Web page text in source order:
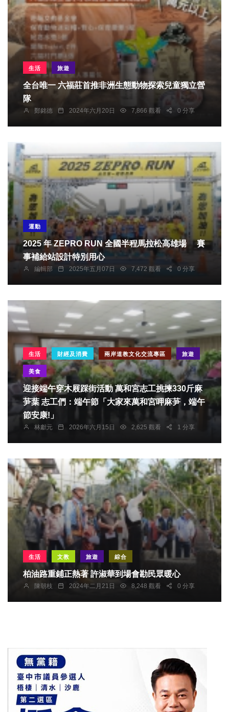
生活 旅遊
全台唯一 六福莊首推非洲生態動物探索兒童獨立營
隊
鄭銘德 2024年六月20日 7,866 觀看 0 分享
運動
2025 年 ZEPRO RUN 全國半程馬拉松高雄場 賽
事補給站設計特別用心
編輯部 2025年五月07日 7,472 觀看 0 分享
生活 財經及消費 兩岸道教文化交流專區 旅遊
美食
迎接端午穿木屐踩街活動 萬和宮志工挑揀330斤麻
芛葉 志工們：端午節「大家來萬和宮呷麻芛，端午
節安康!」
林獻元 2026年六月15日 2,625 觀看 1 分享
生活 文教 旅遊 綜合
柏油路重鋪正熱著 許淑華到場會勘民眾暖心
陳朝枝 2024年二月21日 8,248 觀看 0 分享